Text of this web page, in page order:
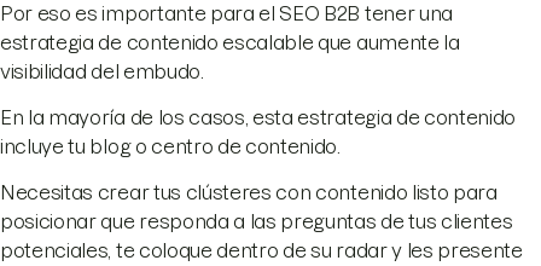
Por eso es importante para el SEO B2B tener una
estrategia de contenido escalable que aumente la
visibilidad del embudo.
En la mayoría de los casos, esta estrategia de contenido
incluye tu blog o centro de contenido.
Necesitas crear tus clústeres con contenido listo para
posicionar que responda a las preguntas de tus clientes
potenciales, te coloque dentro de su radar y les presente